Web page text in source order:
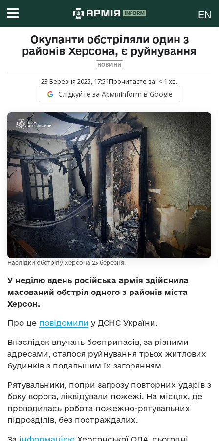
EN
Окупанти обстріляли один з
районів Херсона, є руйнування
НОВИНИ
23 Березня 2025, 17:51Прочитаєте за: < 1 хв.
Слідкуйте за АрміяInform в Google
Наслідки обстрілу Херсона 23 березня.
У неділю вдень російська армія здійснила
масований обстріл одного з районів міста
Херсон.
Про це повідомили у ДСНС України.
Внаслідок влучань боєприпасів, за різними
адресами, сталося руйнування трьох житлових
будинків з подальшим їх загорянням.
Рятувальники, попри загрозу повторних ударів з
боку ворога, ліквідували пожежі. На місцях, де
проводилась робота пожежно-рятувальних
підрозділів, без постраждалих.
За інформацією Херсонської ОДА, сьогодні